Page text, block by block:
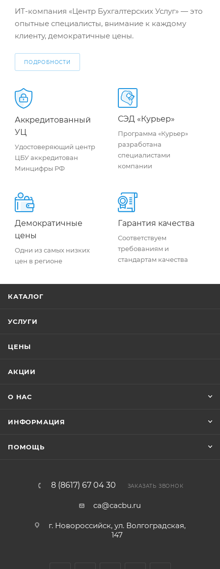
ИТ-компания «Центр Бухгалтерских Услуг» — это
опытные специалисты, внимание к каждому
клиенту, демократичные цены.
ПОДРОБНОСТИ
Аккредитованный
УЦ
Удостоверяющий центр
ЦБУ аккредитован
Минцифры РФ
СЭД «Курьер»
Программа «Курьер»
разработана
специалистами
компании
Демократичные
цены
Одни из самых низких
цен в регионе
Гарантия качества
Соответствуем
требованиям и
стандартам качества
КАТАЛОГ
УСЛУГИ
ЦЕНЫ
АКЦИИ
О НАС
ИНФОРМАЦИЯ
ПОМОЩЬ
8 (8617) 67 04 30 ЗАКАЗАТЬ ЗВОНОК
ca@cacbu.ru
г. Новороссийск, ул. Волгоградская,
147